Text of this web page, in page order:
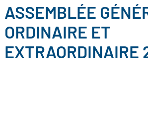
ASSEMBLÉE
ORDINAIRE ET
EXTRAORDINAIRE